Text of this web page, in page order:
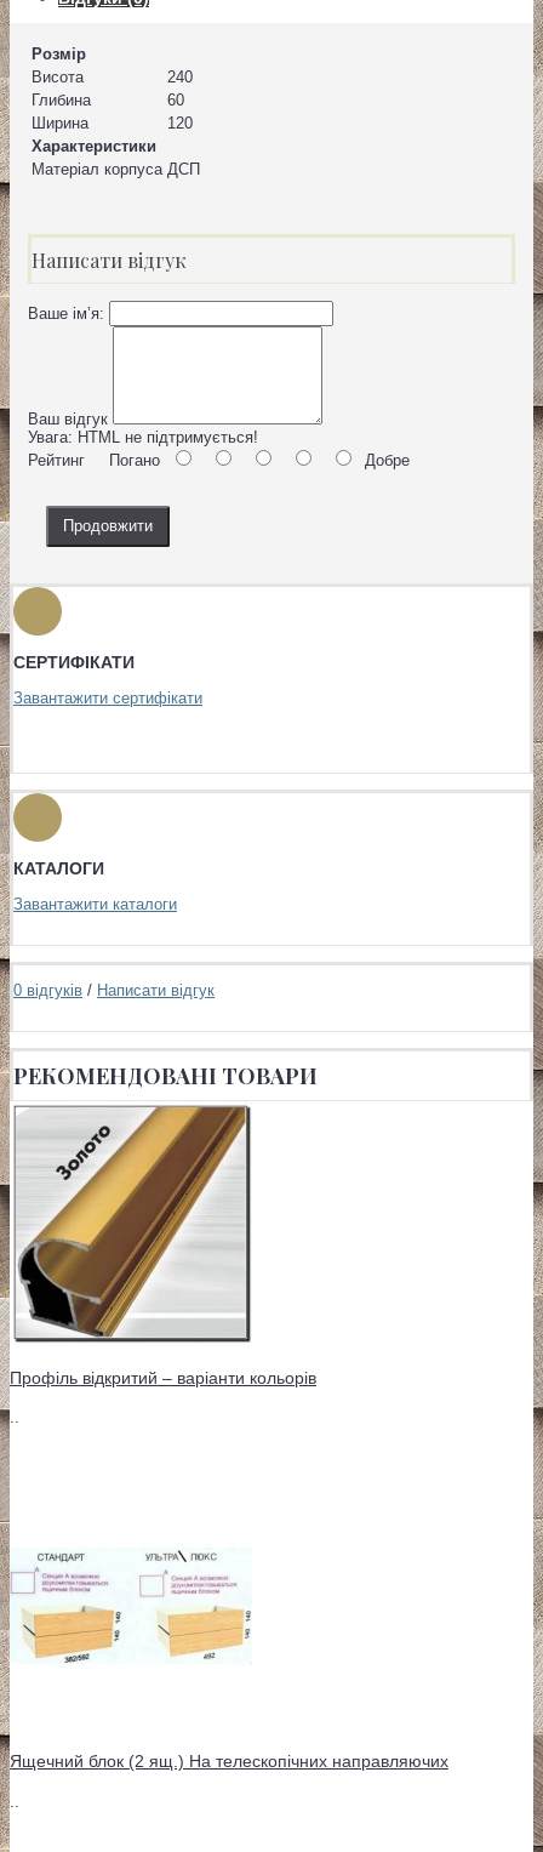
Розмір
Висота
240
Глибина
60
Ширина
120
Характеристики
Матеріал корпуса ДСП
Написати відгук
Ваше ім’я:
Ваш відгук
Увага: HTML не підтримується!
Рейтинг Погано Добре
Продовжити
СЕРТИФІКАТИ
Завантажити сертифікати
КАТАЛОГИ
Завантажити каталоги
0 відгуків / Написати відгук
РЕКОМЕНДОВАНІ ТОВАРИ
Профіль відкритий – варіанти кольорів
..
Ящечний блок (2 ящ.) На телескопічних направляючих